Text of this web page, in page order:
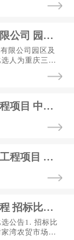
重庆三磊渝东南冷链物流有限公司 园区及农批市场消防管网维修整治工程 比选公告
限公司园区及
人为重庆三磊
谢家湾农贸市场室内装饰工程项目 中标结果公告表
永川老街农贸市场室内装饰工程项目 中标结果公告表
谢家湾农贸市场室内装饰工程 招标比选公告
公告1. 招标比
湾农贸市场室